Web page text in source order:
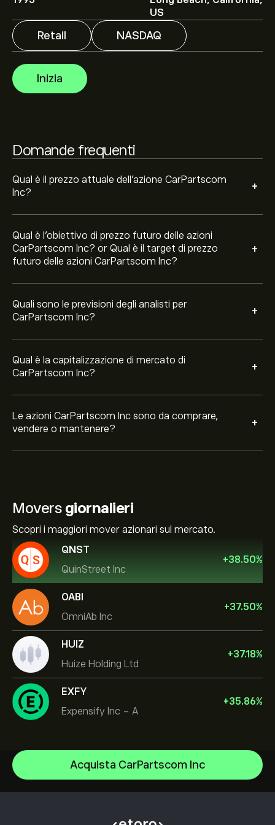
US
Retail NASDAQ
Inizia
Domande frequenti
Qual è il prezzo attuale dell'azione CarPartscom
Inc?
+
Qual è l'obiettivo di prezzo futuro delle azioni
CarPartscom Inc? or Qual è il target di prezzo
futuro delle azioni CarPartscom Inc?
+
su eToro per previsioni dettagliate degli
analisti e obiettivi di prezzo.
Quali sono le previsioni degli analisti per
CarPartscom Inc?
+
Gli analisti offrono previsioni per le azioni CarPartscom
Inc basate su tendenze di mercato, rapporti finanziari e
crescita prevista. Consulta le previsioni recenti per i
futuri movimenti dei prezzi.
Qual è la capitalizzazione di mercato di
CarPartscom Inc?
+
Le azioni CarPartscom Inc sono da comprare,
vendere o mantenere?
+
negli ultimi 3 mesi, il consenso generale è Acquisto
Moderato.
Movers giornalieri
Scopri i maggiori mover azionari sul mercato.
QNST
QuinStreet Inc
+38.50%
OABI
OmniAb Inc
+37.50%
HUIZ
Huize Holding Ltd
+37.18%
EXFY
Expensify Inc - A
+35.86%
Acquista CarPartscom Inc
NVIDIA Corporation
Amazon.com Inc